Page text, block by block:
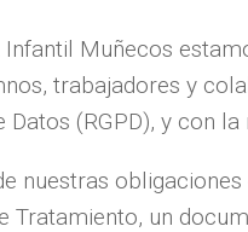
Infantil Muñecos
trabajadores y
Datos (RGPD), y con
nuestras
Tratamiento, un